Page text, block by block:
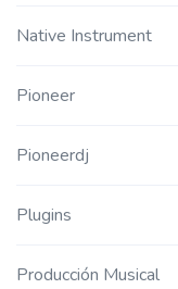
Native Instrument
Pioneer
Pioneerdj
Plugins
Producción Musical